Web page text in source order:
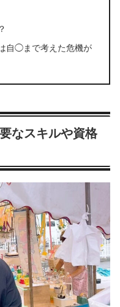
自◯まで考えた危機が
なスキルや資格